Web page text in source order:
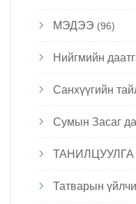
МЭДЭЭ (96)
Нийгмийн
Санхүүгийн
Сумын Засаг
ТАНИЛЦУУЛГА
Татварын